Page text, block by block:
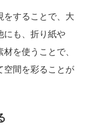
をすることで、大
にも、折り紙や
を使うことで、
空間を彩ることが